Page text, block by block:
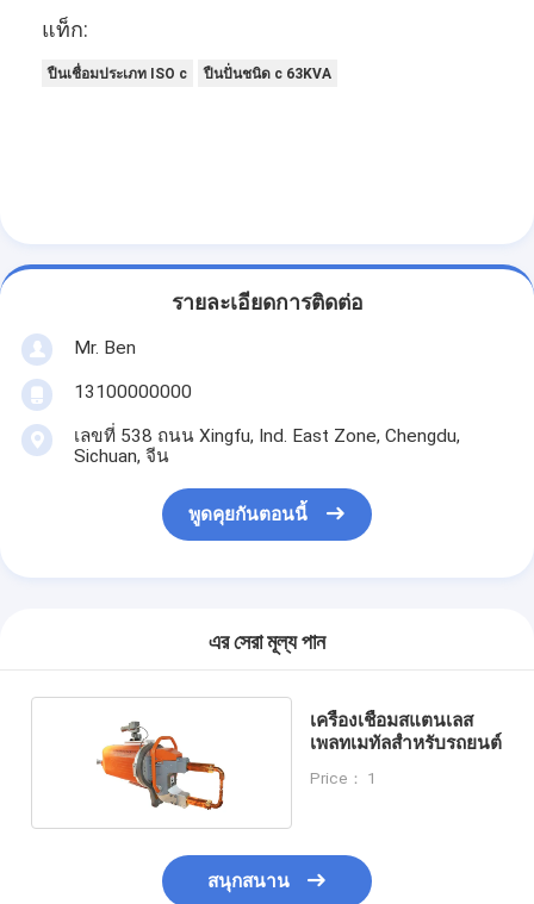
แท็ก:
ปืนเชื่อมประเภท ISO c ปืนปั่นชนิด c 63KVA
รายละเอียดการติดต่อ
Mr. Ben
13100000000
เลขที่ 538 ถนน Xingfu, Ind. East Zone, Chengdu,
Sichuan, จีน
พูดคุยกันตอนนี้
এর সেরা মূল্য পান
เครื่องเชื่อมสแตนเลส
เพลทเมทัลสําหรับรถยนต์
Price： 1
สนุกสนาน